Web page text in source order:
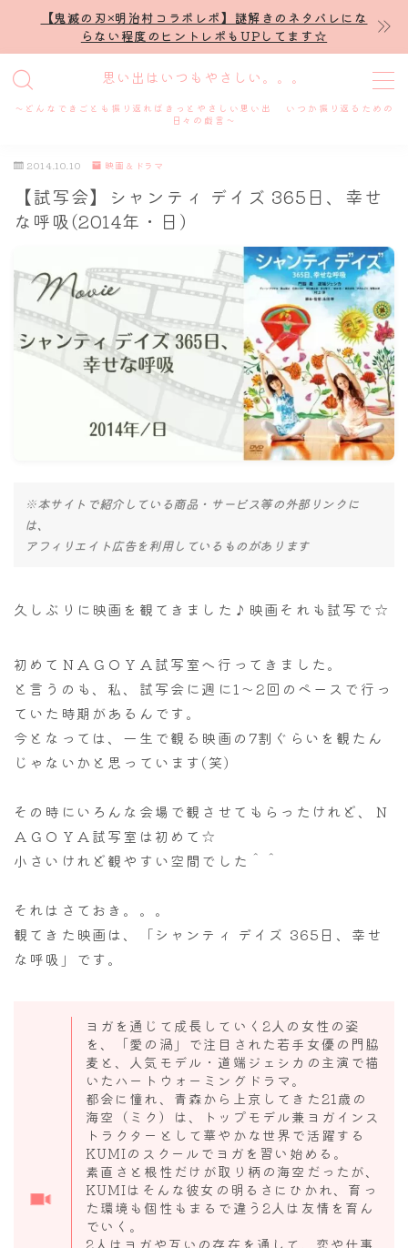
【鬼滅の刃×明治村コラボレポ】謎解きのネタバレにな
らない程度のヒントレポもUPしてます☆
思い出はいつもやさしい。。。
～どんなできごとも振り返ればきっとやさしい思い出 いつか振り返るための
日々の戯言～
MENU
プロフィール
謎解き
ホテル滞在記
舞台・ライブ
ナナちゃん人形
2014.10.10 映画＆ドラマ
【試写会】シャンティ デイズ 365日、幸せ
な呼吸(2014年・日)
※本サイトで紹介している商品・サービス等の外部リンクに
は、
アフィリエイト広告を利用しているものがあります
久しぶりに映画を観てきました♪映画それも試写で☆
初めてＮＡＧＯＹＡ試写室へ行ってきました。
と言うのも、私、試写会に週に1～2回のペースで行っ
ていた時期があるんです。
今となっては、一生で観る映画の7割ぐらいを観たん
じゃないかと思っています(笑)
その時にいろんな会場で観させてもらったけれど、Ｎ
ＡＧＯＹＡ試写室は初めて☆
小さいけれど観やすい空間でした＾＾
それはさておき。。。
観てきた映画は、「シャンティ デイズ 365日、幸せ
な呼吸」です。
ヨガを通じて成長していく2人の女性の姿
を、「愛の渦」で注目された若手女優の門脇
麦と、人気モデル・道端ジェシカの主演で描
いたハートウォーミングドラマ。
都会に憧れ、青森から上京してきた21歳の
海空（ミク）は、トップモデル兼ヨガインス
トラクターとして華やかな世界で活躍する
KUMIのスクールでヨガを習い始める。
素直さと根性だけが取り柄の海空だったが、
KUMIはそんな彼女の明るさにひかれ、育っ
た環境も個性もまるで違う2人は友情を育ん
でいく。
2人はヨガや互いの存在を通して、恋や仕事